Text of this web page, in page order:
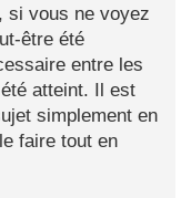
si vous ne voyez
être été
entre les
atteint. Il est
simplement en
faire tout en